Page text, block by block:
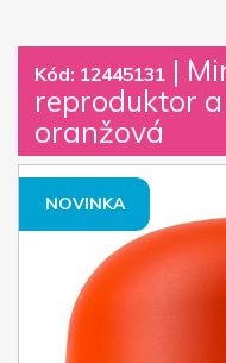
Kód: 12445131 |
reproduktor a
oranžová
NOVINKA